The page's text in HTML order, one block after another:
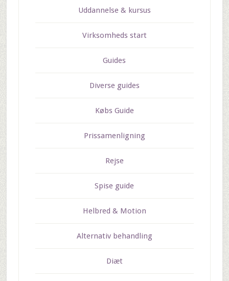
Uddannelse & kursus
Virksomheds start
Guides
Diverse guides
Købs Guide
Prissamenligning
Rejse
Spise guide
Helbred & Motion
Alternativ behandling
Diæt